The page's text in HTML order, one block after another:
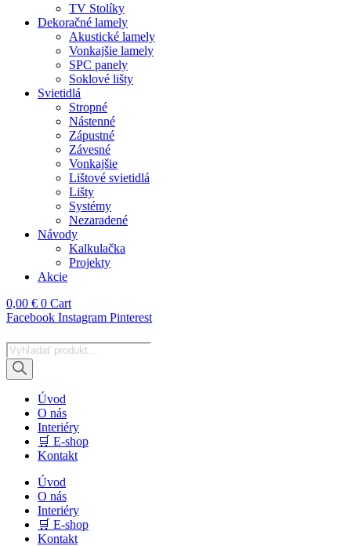
TV Stolíky
Dekoračné lamely
Akustické lamely
Vonkajšie lamely
SPC panely
Soklové lišty
Svietidlá
Stropné
Nástenné
Zápustné
Závesné
Vonkajšie
Lištové svietidlá
Lišty
Systémy
Nezaradené
Návody
Kalkulačka
Projekty
Akcie
0,00 € 0 Cart
Facebook Instagram Pinterest
Products
search
Úvod
O nás
Interiéry
🛒 E-shop
Kontakt
Úvod
O nás
Interiéry
🛒 E-shop
Kontakt